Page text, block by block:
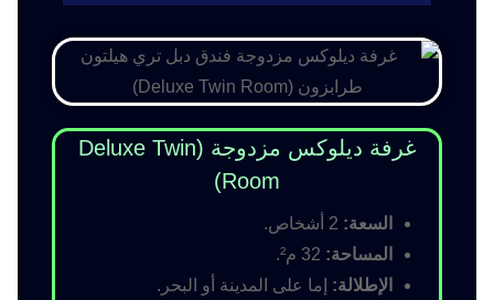
غرفة ديلوكس مزدوجة (Deluxe Twin
Room)
السعة:
المساحة:
الإطلالة: إما على المدينة أو البحر.